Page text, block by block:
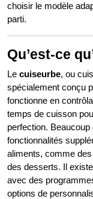
choisir le modèle
parti.
Qu’est-ce
Le cuiseurbe, ou
spécialement conçu
fonctionne en
temps de cuisson
perfection.
fonctionnalités
aliments, comme
des desserts. Il
avec des
options de